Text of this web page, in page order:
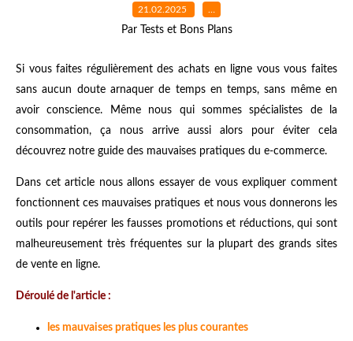
21.02.2025 …
Par Tests et Bons Plans
Si vous faites régulièrement des achats en ligne vous vous faites
sans aucun doute arnaquer de temps en temps, sans même en
avoir conscience. Même nous qui sommes spécialistes de la
consommation, ça nous arrive aussi alors pour éviter cela
découvrez notre guide des mauvaises pratiques du e-commerce.
Dans cet article nous allons essayer de vous expliquer comment
fonctionnent ces mauvaises pratiques et nous vous donnerons les
outils pour repérer les fausses promotions et réductions, qui sont
malheureusement très fréquentes sur la plupart des grands sites
de vente en ligne.
Déroulé de l'article :
les mauvaises pratiques les plus courantes